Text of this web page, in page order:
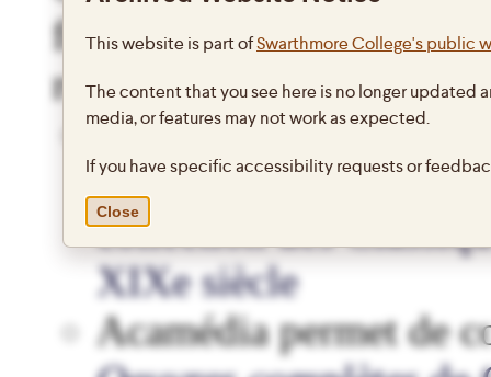
fondateurs de la
recherche et de
Bibliopolis met à la
centaine de volumes
collection des
XIXe siècle
Acamédia permet de
This website is part ofSwarthmore College's public
The content that you see here is no longer updated
media, or features may not work as expected.
If you have specific accessibility requests or
Close